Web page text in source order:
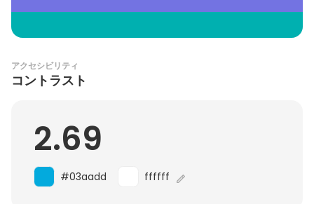
アクセシビリティ
コントラスト
2.69
#03aadd ffffff